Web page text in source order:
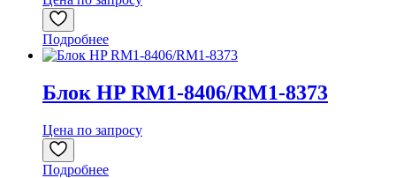
Подробнее
Блок HP RM1-8406/RM1-8373
Цена по запросу
Подробнее